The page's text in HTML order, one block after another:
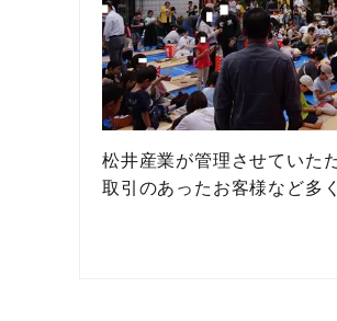
松井産業が管理させていた
取引のあったお客様など多